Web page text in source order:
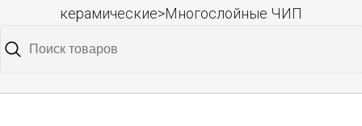
керамические>Многослойные ЧИП